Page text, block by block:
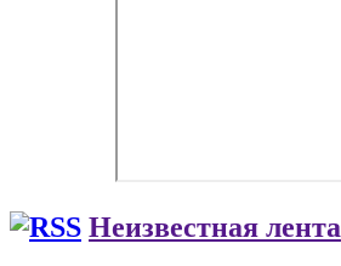
Неизвестная лента